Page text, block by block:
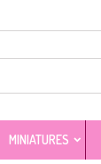
MINIATURES